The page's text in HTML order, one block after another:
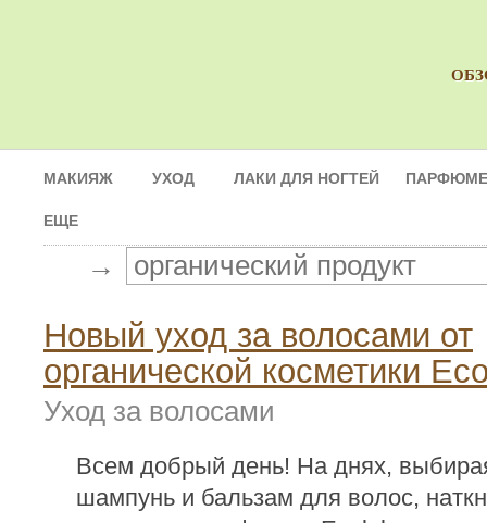
МАКИЯЖ УХОД ЛАКИ ДЛЯ НОГТЕЙ
ЕЩЕ
→
Новый уход за волосами от
органической косметики
Уход за волосами
Всем добрый день! На днях,
шампунь и бальзам для волос,